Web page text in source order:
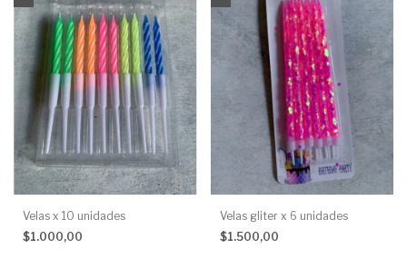
Velas x 10 unidades
$1.000,00
Velas gliter x 6 unidades
$1.500,00